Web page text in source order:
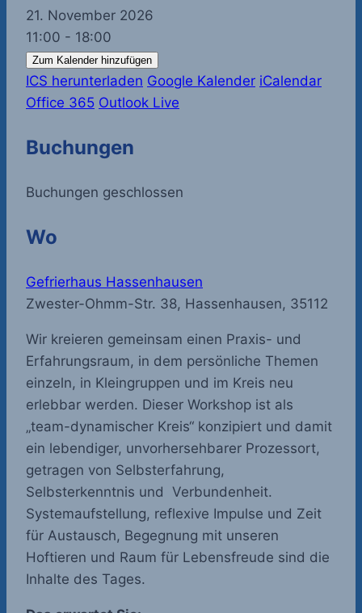
21. November 2026
11:00 - 18:00
Zum Kalender hinzufügen
ICS herunterladen Google Kalender iCalendar
Office 365 Outlook Live
Buchungen
Buchungen geschlossen
Wo
Gefrierhaus Hassenhausen
Zwester-Ohmm-Str. 38, Hassenhausen, 35112
Wir kreieren gemeinsam einen Praxis- und
Erfahrungsraum, in dem persönliche Themen
einzeln, in Kleingruppen und im Kreis neu
erlebbar werden. Dieser Workshop ist als
„team-dynamischer Kreis“ konzipiert und damit
ein lebendiger, unvorhersehbarer Prozessort,
getragen von Selbsterfahrung,
Selbsterkenntnis und Verbundenheit.
Systemaufstellung, reflexive Impulse und Zeit
für Austausch, Begegnung mit unseren
Hoftieren und Raum für Lebensfreude sind die
Inhalte des Tages.